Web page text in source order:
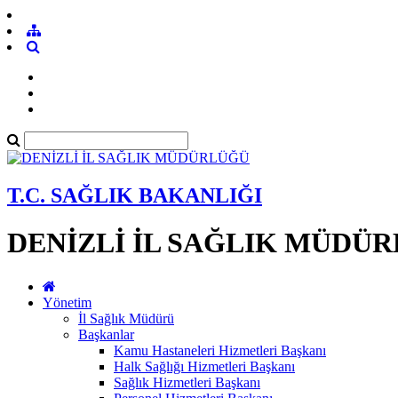
T.C. SAĞLIK BAKANLIĞI
DENİZLİ İL SAĞLIK
Yönetim
İl Sağlık Müdürü
Başkanlar
Kamu Hastaneleri Hizmetleri Başkanı
Halk Sağlığı Hizmetleri Başkanı
Sağlık Hizmetleri Başkanı